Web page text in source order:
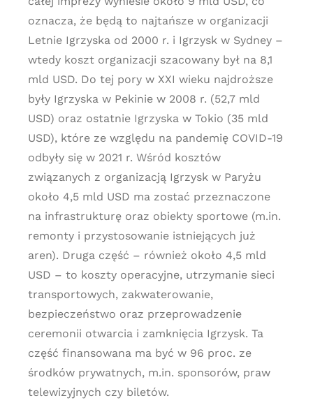
oznacza, że będą to najtańsze w organizacji
Letnie Igrzyska od 2000 r. i Igrzysk w Sydney –
wtedy koszt organizacji szacowany był na 8,1
mld USD. Do tej pory w XXI wieku najdroższe
były Igrzyska w Pekinie w 2008 r. (52,7 mld
USD) oraz ostatnie Igrzyska w Tokio (35 mld
USD), które ze względu na pandemię COVID-19
odbyły się w 2021 r. Wśród kosztów
związanych z organizacją Igrzysk w Paryżu
około 4,5 mld USD ma zostać przeznaczone
na infrastrukturę oraz obiekty sportowe (m.in.
remonty i przystosowanie istniejących już
aren). Druga część – również około 4,5 mld
USD – to koszty operacyjne, utrzymanie sieci
transportowych, zakwaterowanie,
bezpieczeństwo oraz przeprowadzenie
ceremonii otwarcia i zamknięcia Igrzysk. Ta
część finansowana ma być w 96 proc. ze
środków prywatnych, m.in. sponsorów, praw
telewizyjnych czy biletów.